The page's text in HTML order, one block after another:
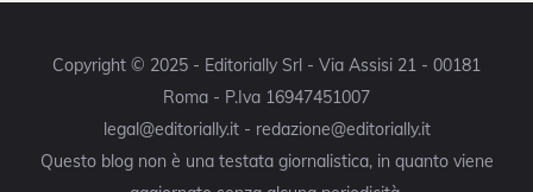
Copyright © 2025 - Editorially Srl - Via Assisi 21 - 00181
Roma - P.Iva 16947451007
legal@editorially.it - redazione@editorially.it
Questo blog non è una testata giornalistica, in quanto viene